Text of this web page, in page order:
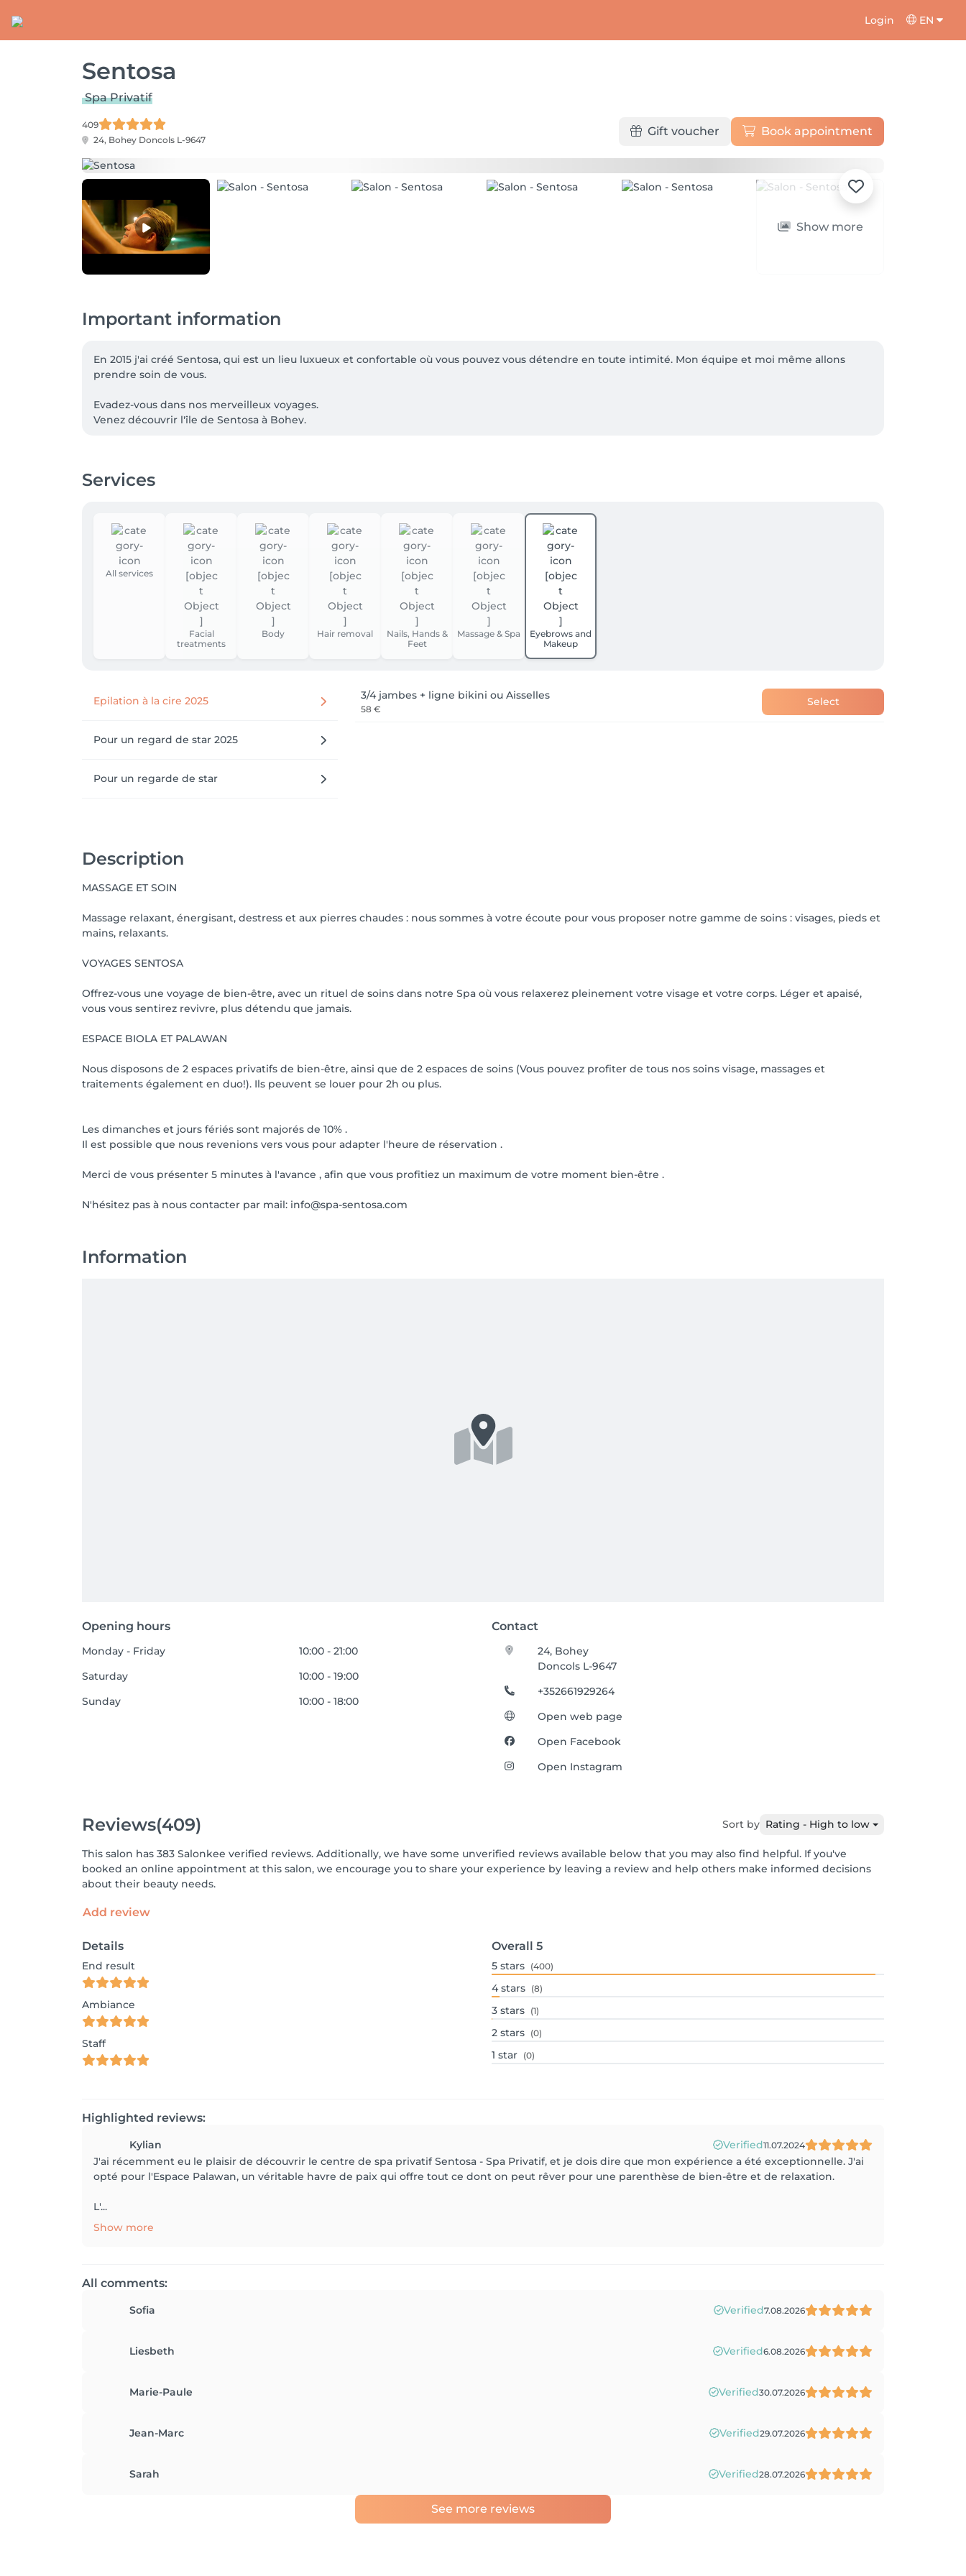
Login EN
Sentosa
Spa Privatif
409
24, Bohey Doncols L-9647
Gift voucher Book appointment
Show more
Important information
En 2015 j'ai créé Sentosa, qui est un lieu luxueux et confortable où vous pouvez vous détendre en toute intimité. Mon équipe et moi même allons
prendre soin de vous.
Evadez-vous dans nos merveilleux voyages.
Venez découvrir l'île de Sentosa à Bohey.
Merci de vous présenter 5 minutes à l'avance , afin que vous profitiez un maximum de votre moment bien-être .
Services
All services
Facial
treatments
Body Hair removal
Nails, Hands &
Feet
Massage & Spa
Eyebrows and
Makeup
Epilation à la cire 2025
Pour un regard de star 2025
Pour un regarde de star
3/4 jambes + ligne bikini ou Aisselles
58 €
Select
Description
MASSAGE ET SOIN
Massage relaxant, énergisant, destress et aux pierres chaudes : nous sommes à votre écoute pour vous proposer notre gamme de soins : visages, pieds et
mains, relaxants.
VOYAGES SENTOSA
Offrez-vous une voyage de bien-être, avec un rituel de soins dans notre Spa où vous relaxerez pleinement votre visage et votre corps. Léger et apaisé,
vous vous sentirez revivre, plus détendu que jamais.
ESPACE BIOLA ET PALAWAN
Nous disposons de 2 espaces privatifs de bien-être, ainsi que de 2 espaces de soins (Vous pouvez profiter de tous nos soins visage, massages et
traitements également en duo!). Ils peuvent se louer pour 2h ou plus.
Les dimanches et jours fériés sont majorés de 10% .
Il est possible que nous revenions vers vous pour adapter l'heure de réservation .
Merci de vous présenter 5 minutes à l'avance , afin que vous profitiez un maximum de votre moment bien-être .
N'hésitez pas à nous contacter par mail: info@spa-sentosa.com
Information
Opening hours Contact
Monday - Friday
10:00 - 21:00
Saturday
10:00 - 19:00
Sunday
10:00 - 18:00
24, Bohey
Doncols L-9647
+352661929264
Open web page
Open Facebook
Open Instagram
Reviews(409) Sort by Rating - High to low
This salon has 383 Salonkee verified reviews. Additionally, we have some unverified reviews available below that you may also find helpful. If you've
booked an online appointment at this salon, we encourage you to share your experience by leaving a review and help others make informed decisions
about their beauty needs.
Add review
Details
End result
Ambiance
Staff
Overall 5
5 stars (400)
4 stars (8)
3 stars (1)
2 stars (0)
1 star (0)
Highlighted reviews:
Kylian Verified11.07.2024
J'ai récemment eu le plaisir de découvrir le centre de spa privatif Sentosa - Spa Privatif, et je dois dire que mon expérience a été exceptionnelle. J'ai
opté pour l'Espace Palawan, un véritable havre de paix qui offre tout ce dont on peut rêver pour une parenthèse de bien-être et de relaxation.
L'...
Show more
All comments:
Sofia Verified7.08.2026
Liesbeth Verified6.08.2026
Marie-Paule Verified30.07.2026
Jean-Marc Verified29.07.2026
Sarah Verified28.07.2026
See more reviews